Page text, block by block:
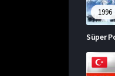
1996
Süper